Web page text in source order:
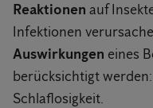
Reaktionen auf
Infektionen
Auswirkungen eines
berücksichtigt
Schlaflosigkeit.